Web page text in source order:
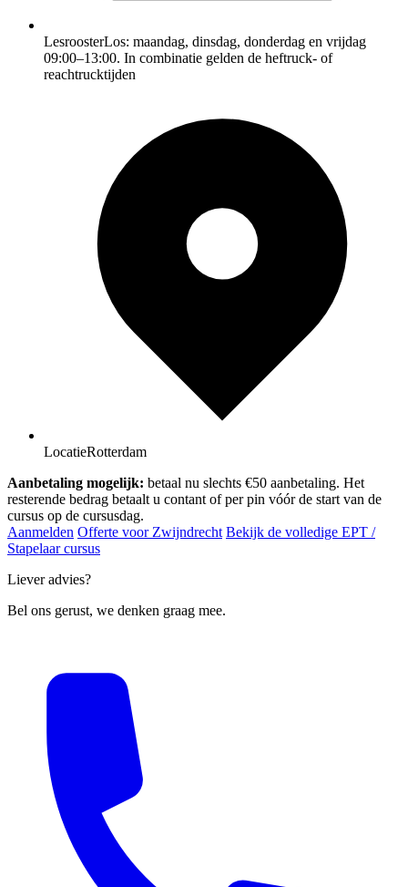
LesroosterLos: maandag, dinsdag, donderdag en vrijdag
09:00–13:00. In combinatie gelden de heftruck- of
reachtrucktijden
LocatieRotterdam
Aanbetaling mogelijk: betaal nu slechts €50 aanbetaling. Het
resterende bedrag betaalt u contant of per pin vóór de start van de
cursus op de cursusdag.
Aanmelden Offerte voor Zwijndrecht Bekijk de volledige EPT /
Stapelaar cursus
Liever advies?
Bel ons gerust, we denken graag mee.